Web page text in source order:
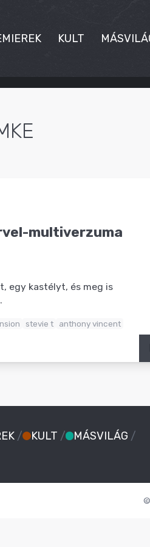
KULT
multiverzuma
egy kastélyt, és meg is
stevie t
anthony vincent
/ KULT / MÁSVILÁG /
©